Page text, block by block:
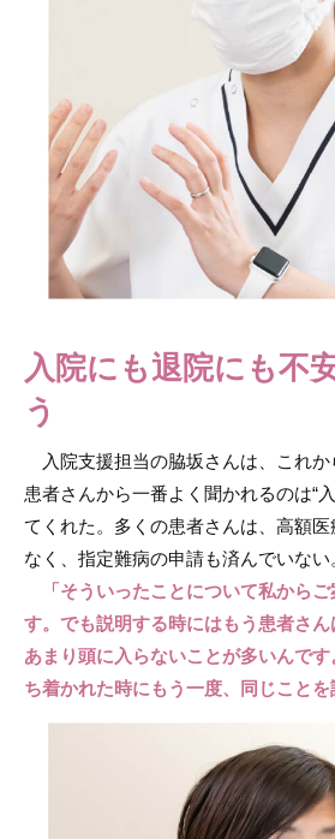
入院にも退院にも不
う
入院支援担当の脇坂さんは、これか
患者さんから一番よく聞かれるのは“
てくれた。多くの患者さんは、高額
なく、指定難病の申請も済んでいない
「そういったことについて私からご
す。でも説明する時にはもう患者さん
あまり頭に入らないことが多いんで
ち着かれた時にもう一度、同じことを